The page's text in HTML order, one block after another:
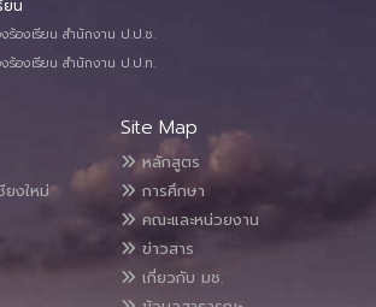
ยน
ร้องเรียน สำนักงาน ป.ป.ช.
ร้องเรียน สำนักงาน ป.ป.ท.
ยงใหม่
Site Map
หลักสูตร
การศึกษา
คณะและหน่วยงาน
ข่าวสาร
เกี่ยวกับ มช.